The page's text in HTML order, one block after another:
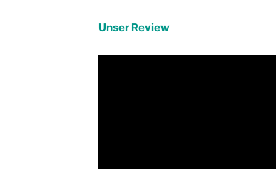
Unser Review